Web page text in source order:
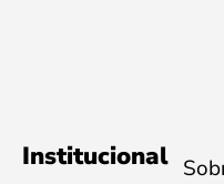
Institucional